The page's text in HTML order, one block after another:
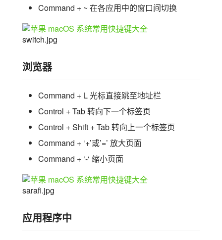
Command + ~ 在各应用中的窗口间切换
switch.jpg
浏览器
Command + L 光标直接跳至地址栏
Control + Tab 转向下一个标签页
Control + Shift + Tab 转向上一个标签页
Command + ‘+’或’=’ 放大页面
Command + ‘-‘ 缩小页面
sarafi.jpg
应用程序中